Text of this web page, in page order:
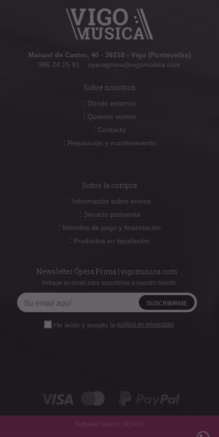
Manuel de Castro, 40 - 36210 - Vigo (Pontevedra)
986 24 25 91 · operaprima@vigomusica.com
Sobre nosotros
: Dónde estamos
: Quienes somos
: Contacto
: Reparación y mantenimiento
Sobre la compra
: Información sobre envíos
: Servicio postventa
: Métodos de pago y financiación
: Productos en liquidación
Newsletter Ópera Prima | vigomusica.com
Indique su email para suscribirse a nuestro boletín
He leído y acepto la política de privacidad
Software Gestión GESIO®